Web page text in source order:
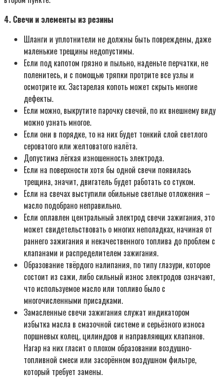
4. Свечи и элементы из резины
Шланги и уплотнители не должны быть повреждены, даже
маленькие трещины недопустимы.
Если под капотом грязно и пыльно, наденьте перчатки, не
поленитесь, и с помощью тряпки протрите все узлы и
осмотрите их. Застарелая копоть может скрыть многие
дефекты.
Если можно, выкрутите парочку свечей, по их внешнему виду
можно узнать многое.
Если они в порядке, то на них будет тонкий слой светлого
сероватого или желтоватого налёта.
Допустима лёгкая изношенность электрода.
Если на поверхности хотя бы одной свечи появилась
трещина, значит, двигатель будет работать со стуком.
Если на свечах выступили обильные светлые отложения –
масло подобрано неправильно.
Если оплавлен центральный электрод свечи зажигания, это
может свидетельствовать о многих неполадках, начиная от
раннего зажигания и некачественного топлива до проблем с
клапанами и распределителем зажигания.
Образование твёрдого налипания, по типу глазури, которое
состоит из сажи, либо сильный износ электродов означают,
что используемое масло или топливо было с
многочисленными присадками.
Замасленные свечи зажигания служат индикатором
избытка масла в смазочной системе и серьёзного износа
поршневых колец, цилиндров и направляющих клапанов.
Нагар на них гласит о плохом образовании воздушно-
топливной смеси или засорённом воздушном фильтре,
который требует замены.